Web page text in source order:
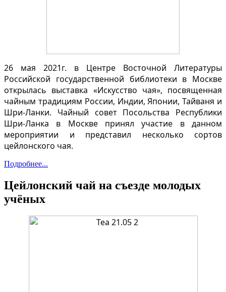
26 мая 2021г. в Центре Восточной Литературы
Российской государственной библиотеки в Москве
открылась выставка «Искусство чая», посвященная
чайным традициям России, Индии, Японии, Тайваня и
Шри-Ланки. Чайный совет Посольства Республики
Шри-Ланка в Москве принял участие в данном
мероприятии и представил несколько сортов
цейлонского чая.
Подробнее...
Цейлонский чай на съезде молодых
учёных